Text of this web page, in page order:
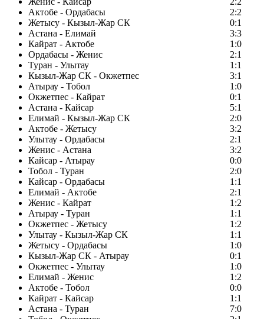
Актобе - Ордабасы
2:2
Жетысу - Кызыл-Жар СК
0:1
Астана - Елимай
3:3
Кайрат - Актобе
1:0
Ордабасы - Женис
2:1
Туран - Улытау
1:1
Кызыл-Жар СК - Окжетпес
3:1
Атырау - Тобол
1:0
Окжетпес - Кайрат
0:1
Астана - Кайсар
5:1
Елимай - Кызыл-Жар СК
2:0
Актобе - Жетысу
3:2
Улытау - Ордабасы
2:1
Женис - Астана
3:2
Кайсар - Атырау
0:0
Тобол - Туран
2:0
Кайсар - Ордабасы
1:1
Елимай - Актобе
2:1
Женис - Кайрат
1:2
Атырау - Туран
1:1
Окжетпес - Жетысу
1:2
Улытау - Кызыл-Жар СК
1:1
Жетысу - Ордабасы
1:0
Кызыл-Жар СК - Атырау
0:1
Окжетпес - Улытау
1:0
Елимай - Женис
1:2
Актобе - Тобол
0:0
Кайрат - Кайсар
1:1
Астана - Туран
7:0